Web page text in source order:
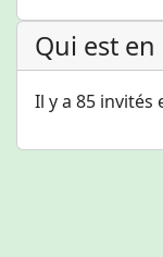
Qui est en
Il y a 85